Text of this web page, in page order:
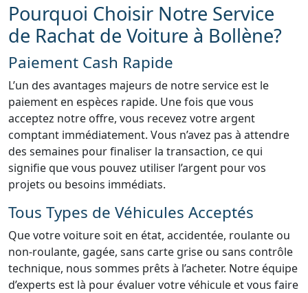
Pourquoi Choisir Notre Service
de Rachat de Voiture à Bollène?
Paiement Cash Rapide
L’un des avantages majeurs de notre service est le
paiement en espèces rapide. Une fois que vous
acceptez notre offre, vous recevez votre argent
comptant immédiatement. Vous n’avez pas à attendre
des semaines pour finaliser la transaction, ce qui
signifie que vous pouvez utiliser l’argent pour vos
projets ou besoins immédiats.
Tous Types de Véhicules Acceptés
Que votre voiture soit en état, accidentée, roulante ou
non-roulante, gagée, sans carte grise ou sans contrôle
technique, nous sommes prêts à l’acheter. Notre équipe
d’experts est là pour évaluer votre véhicule et vous faire